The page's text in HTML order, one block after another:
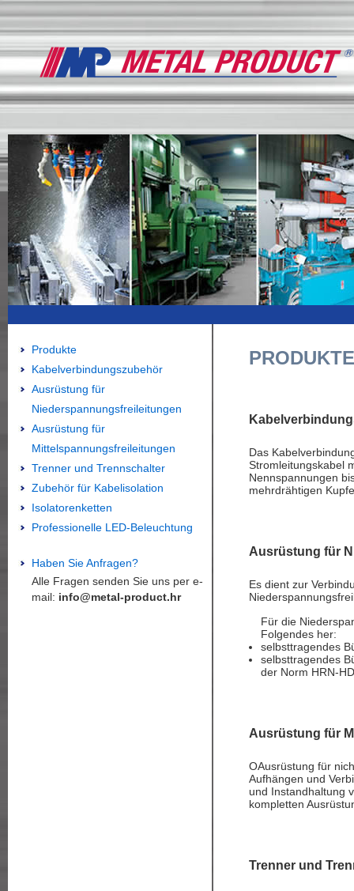
Produkte
Kabelverbindungszubehör
Ausrüstung für
Niederspannungsfreileitungen
Ausrüstung für
Mittelspannungsfreileitungen
Trenner und Trennschalter
Zubehör für Kabelisolation
Isolatorenketten
Professionelle LED-Beleuchtung
Haben Sie Anfragen?
Alle Fragen senden Sie uns per e-
mail: info@metal-product.hr
PRODUKTE
Das
Stromleitungskabel
Nennspannungen
mehrdrähtigen
Ausrüstung für
Es dient zur
Für die
Folgendes her:
selbsttragendes
selbsttragendes
der Norm HRN-
Ausrüstung für
OAusrüstung für
Aufhängen und
und Instandhaltung
kompletten
Trenner und